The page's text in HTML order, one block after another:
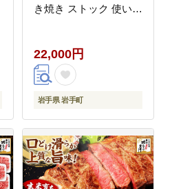
き焼き ストック 使いや
22,000円
岩手県 岩手町